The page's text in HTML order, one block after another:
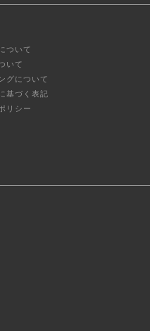
ついて
いて
グについて
基づく表記
リシー